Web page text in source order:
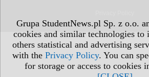
Grupa StudentNews.pl Sp. z o.o.
cookies and similar technologies to
others statistical and advertising
with the Privacy Policy. You can
for storage or access to cookies